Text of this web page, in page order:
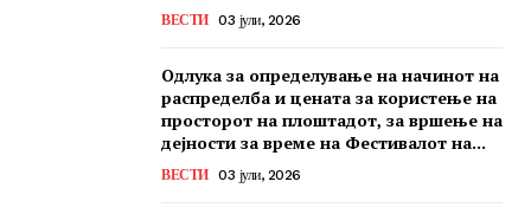
ВЕСТИ 03 јули, 2026
Одлука за определување на начинот на
распределба и цената за користење на
просторот на плоштадот, за вршење на
дејности за време на Фестивалот на...
ВЕСТИ 03 јули, 2026